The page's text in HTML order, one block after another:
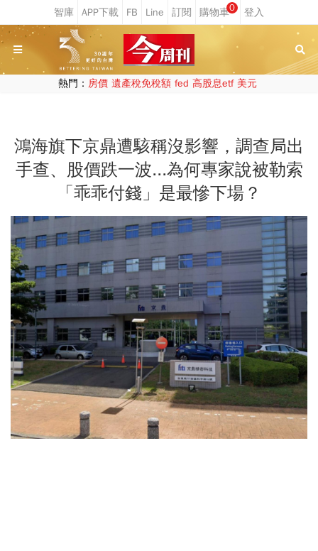
0
熱門： 房價 遺產稅免稅額 fed 高股息etf 美元
鴻海旗下京鼎遭駭稱沒影響，調查局出
手查、股價跌一波...為何專家說被勒索
「乖乖付錢」是最慘下場？